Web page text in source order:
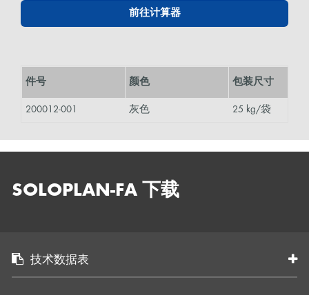
前往计算器
件号 颜色 包装尺寸
200012-001 灰色 25 kg/袋
SOLOPLAN-FA 下载
技术数据表